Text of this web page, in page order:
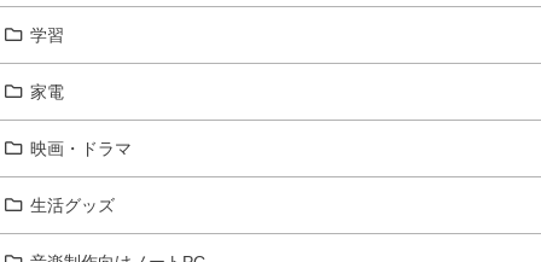
学習
家電
映画・ドラマ
生活グッズ